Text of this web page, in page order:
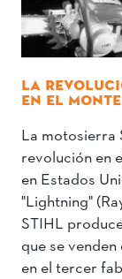
LA
EN EL MONTE
La motosierra
revolución en
en Estados
"Lightning"
STIHL
que se
en el tercer